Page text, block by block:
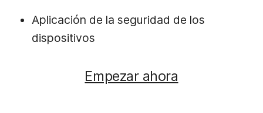
Aplicación de la seguridad de los
dispositivos
Empezar ahora